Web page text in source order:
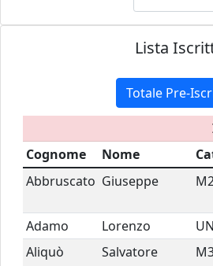
Lista
Totale Pre-
Cognome
Nome
Abbruscato Giuseppe
Adamo
Lorenzo
Aliquò
Salvatore